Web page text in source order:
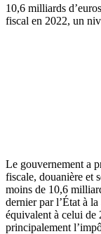
10,6 milliards
fiscal en 2022, un
Le gouvernement a
fiscale, douanière et
moins de 10,6
dernier par l’État à
équivalent à celui de
principalement